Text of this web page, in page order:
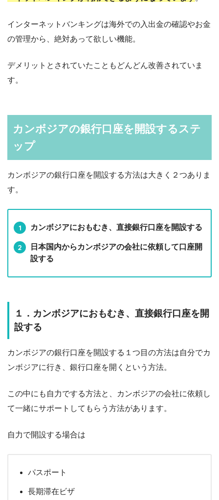
インターネットバンキングは海外での入出金の確認やお金
の管理から、絶対あって欲しい機能。
デメリットとされていたこともどんどん改善されていま
す。
カンボジアの銀行口座を開設するステ
ップ
カンボジアの銀行口座を開設する方法は大きく２つありま
す。
カンボジアにおもむき、直接銀行口座を開設する
日本国内からカンボジアの会社に依頼して口座開
設する
１．カンボジアにおもむき、直接銀行口座を開
設する
カンボジアの銀行口座を開設する１つ目の方法は自分でカ
ンボジアに行き、銀行口座を開くという方法。
この中にも自力でする方法と、カンボジアの会社に依頼し
て一緒にサポートしてもらう方法があります。
自力で開設する場合は
パスポート
長期滞在ビザ